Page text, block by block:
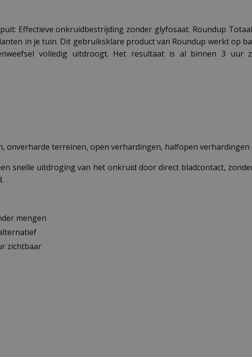
Effectieve onkruidbestrijding zonder glyfosaat. Roundup
in je tuin. Dit gebruiksklare product van Roundup werkt op
volledig uitdroogt. Het resultaat is al binnen 3 uur
onverharde terreinen, open verhardingen, halfopen
snelle uitdroging van het onkruid door direct bladcontact,
mengen
zichtbaar